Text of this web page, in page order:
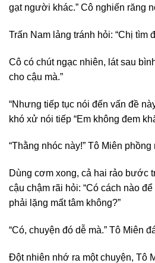
gạt người khác.” Cô nghiến răng
Trấn Nam lảng tránh hỏi: “Chị tìm
Cô có chút ngạc nhiên, lát sau
cho cậu mà.”
“Nhưng tiếp tục nói đến vấn đề
khó xử nói tiếp “Em không đem
“Thằng nhóc này!” Tô Miên phồng
Dùng cơm xong, cả hai rảo bước
cậu chậm rãi hỏi: “Có cách nào
phải lặng mất tâm không?”
“Có, chuyện đó dễ mà.” Tô Miên
Đột nhiên nhớ ra một chuyện, Tô